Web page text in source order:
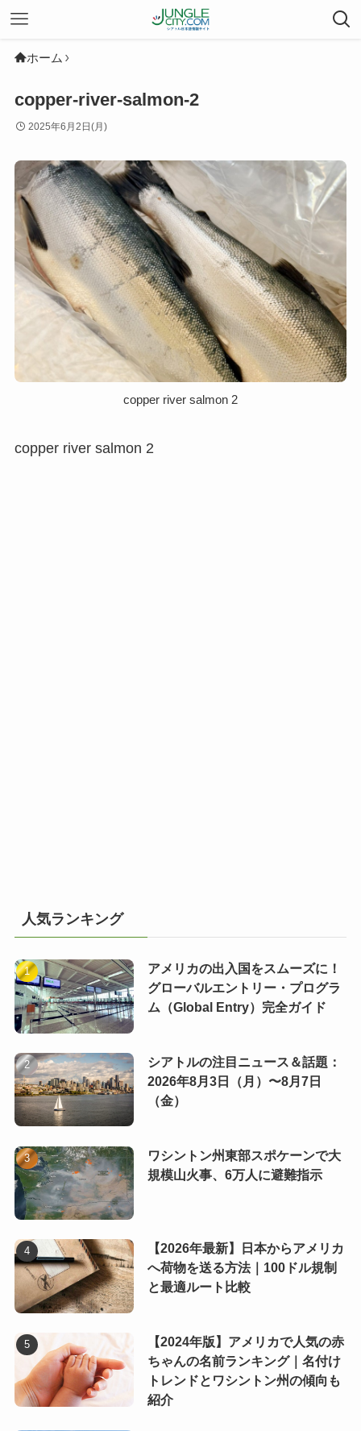
ホーム
copper-river-salmon-2
2025年6月2日(月)
copper river salmon 2
copper river salmon 2
人気ランキング
アメリカの出入国をスムーズに！
グローバルエントリー・プログラ
ム（Global Entry）完全ガイド
シアトルの注目ニュース＆話題：
2026年8月3日（月）〜8月7日
（金）
ワシントン州東部スポケーンで大
規模山火事、6万人に避難指示
【2026年最新】日本からアメリカ
へ荷物を送る方法｜100ドル規制
と最適ルート比較
【2024年版】アメリカで人気の赤
ちゃんの名前ランキング｜名付け
トレンドとワシントン州の傾向も
紹介